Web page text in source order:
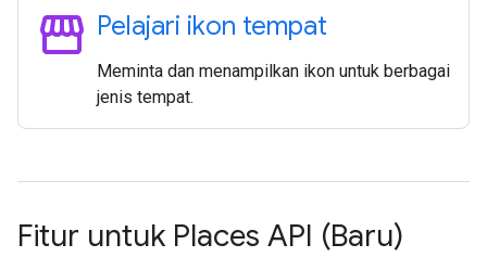
storefront Pelajari ikon tempat
Meminta dan menampilkan ikon untuk berbagai
jenis tempat.
Fitur untuk Places API (Baru)